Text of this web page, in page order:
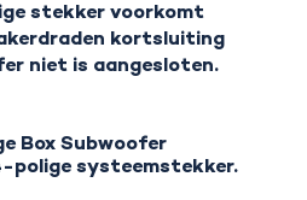
stekker voorkomt
kortsluiting
niet is aangesloten.
Box Subwoofer
polige systeemstekker.